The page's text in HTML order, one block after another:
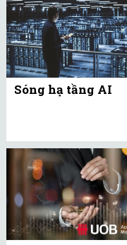
Sóng hạ tầng AI